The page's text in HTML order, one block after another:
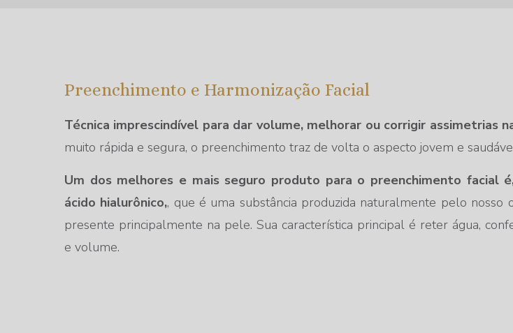
Preenchimento e Harmonização Facial
Técnica imprescindível para dar volume, melhorar ou corrigir assimetrias
muito rápida e segura, o preenchimento traz de volta o aspecto jovem e
Um dos melhores e mais seguro produto para o preenchimento facial
ácido hialurônico,, que é uma substância produzida naturalmente pelo nosso
presente principalmente na pele. Sua característica principal é reter água,
e volume.